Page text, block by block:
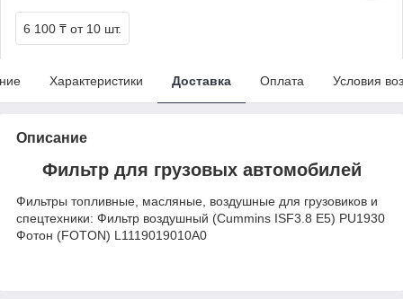
6 100 ₸ от 10 шт.
Характеристики Доставка Оплата Условия
Описание
Фильтр для грузовых автомобилей
Фильтры топливные, масляные, воздушные для грузовиков и
спецтехники: Фильтр воздушный (Cummins ISF3.8 E5) PU1930
Фотон (FOTON) L1119019010A0